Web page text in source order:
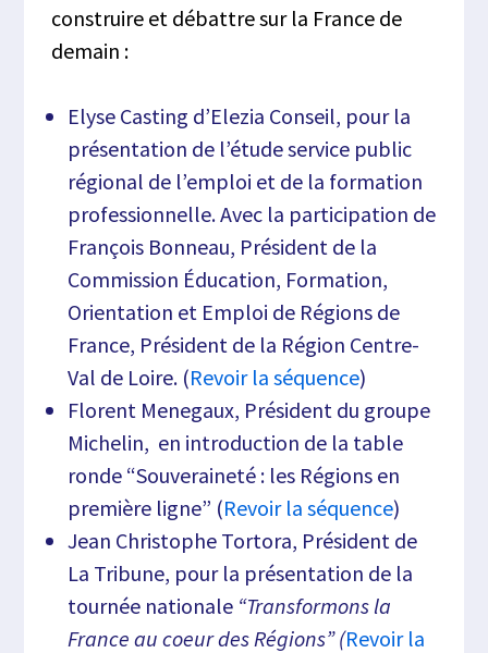
construire et débattre sur la France de
demain :
Elyse Casting d’Elezia Conseil, pour la
présentation de l’étude service public
régional de l’emploi et de la formation
professionnelle. Avec la participation de
François Bonneau, Président de la
Commission Éducation, Formation,
Orientation et Emploi de Régions de
France, Président de la Région Centre-
Val de Loire. (Revoir la séquence)
Florent Menegaux, Président du groupe
Michelin, en introduction de la table
ronde “Souveraineté : les Régions en
première ligne” (Revoir la séquence)
Jean Christophe Tortora, Président de
La Tribune, pour la présentation de la
tournée nationale “Transformons la
France au coeur des Régions” (Revoir la